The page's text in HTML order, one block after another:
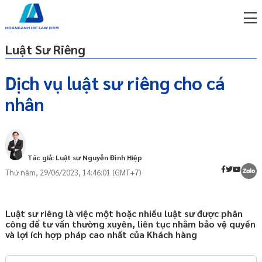
Luật Sư Riêng
Dịch vụ luật sư riêng cho cá
nhân
Tác giả: Luật sư Nguyễn Đình Hiệp
Thứ năm, 29/06/2023, 14:46:01 (GMT+7)
Luật sư riêng là việc một hoặc nhiều luật sư được phân
công để tư vấn thường xuyên, liên tục nhằm bảo vệ quyền
và lợi ích hợp pháp cao nhất của Khách hàng
Lợi ích khi thuê luật sư riêng
Hình thức sử dụng luật sư riêng
Chi phí thuê Luật sư riêng
phí qua zalo
ty/doanh nghiệp
gói
phí qua zalo
ty/doanh nghiệp
gói
ty/doanh nghiệp
gói